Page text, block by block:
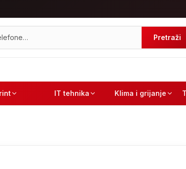
Pretraži
IT tehnika Klima i grijanje